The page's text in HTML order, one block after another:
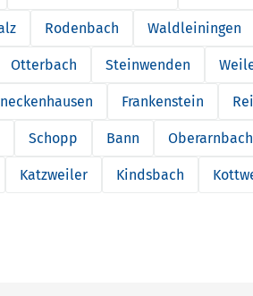
Rodenbach Waldleiningen
Otterbach Steinwenden
Frankenstein
Schopp Bann Oberarnbach
Katzweiler Kindsbach